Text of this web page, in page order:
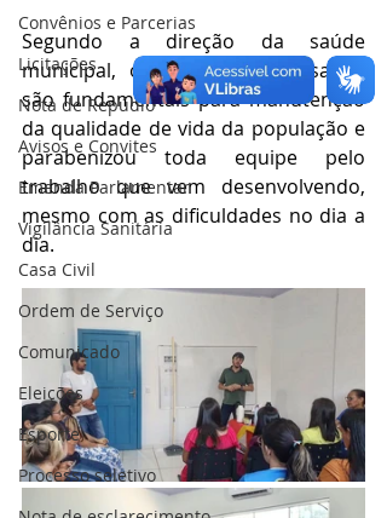
Convênios e Parcerias
Licitações
Nota de Repúdio
Avisos e Convites
Emenda Parlamentar
Vigilância Sanitária
Casa Civil
Ordem de Serviço
Comunicado
Eleições
Esporte
Processo seletivo
Segundo a direção da saúde
municipal, os servidores da saúde
são fundamentais para manutenção
da qualidade de vida da população e
parabenizou toda equipe pelo
trabalho que vem desenvolvendo,
mesmo com as dificuldades no dia a
dia.